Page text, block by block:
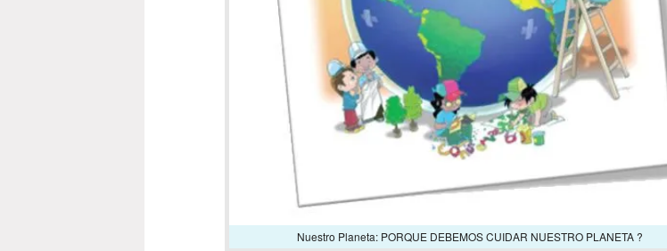
Nuestro Planeta: PORQUE DEBEMOS CUIDAR NUESTRO PLANETA ?